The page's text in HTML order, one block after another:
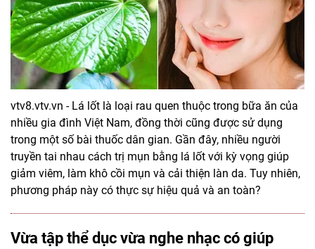
vtv8.vtv.vn - Lá lốt là loại rau quen thuộc trong bữa ăn của
nhiều gia đình Việt Nam, đồng thời cũng được sử dụng
trong một số bài thuốc dân gian. Gần đây, nhiều người
truyền tai nhau cách trị mụn bằng lá lốt với kỳ vọng giúp
giảm viêm, làm khô cồi mụn và cải thiện làn da. Tuy nhiên,
phương pháp này có thực sự hiệu quả và an toàn?
Vừa tập thể dục vừa nghe nhạc có giúp